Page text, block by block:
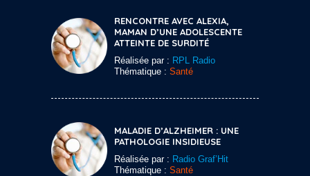
RENCONTRE AVEC ALEXIA,
MAMAN D’UNE ADOLESCENTE
ATTEINTE DE SURDITÉ
Réalisée par : RPL Radio
Thématique : Santé
MALADIE D’ALZHEIMER : UNE
PATHOLOGIE INSIDIEUSE
Réalisée par : Radio Graf’Hit
Thématique : Santé